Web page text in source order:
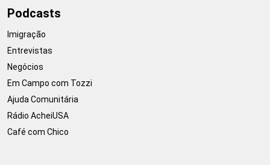
Podcasts
Imigração
Entrevistas
Negócios
Em Campo com Tozzi
Ajuda Comunitária
Rádio AcheiUSA
Café com Chico